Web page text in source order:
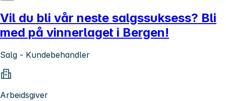
Vil du bli vår neste salgssuksess? Bli
med på vinnerlaget i Bergen!
Salg - Kundebehandler
Arbeidsgiver